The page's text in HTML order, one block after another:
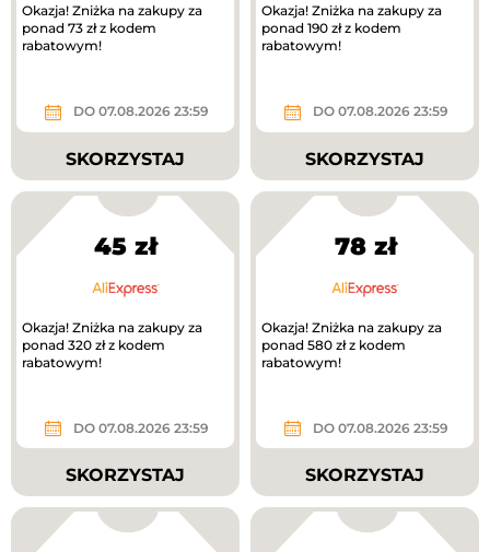
Okazja! Zniżka na zakupy za
ponad 73 zł z kodem
rabatowym!
DO 07.08.2026 23:59
SKORZYSTAJ
Okazja! Zniżka na zakupy za
ponad 190 zł z kodem
rabatowym!
DO 07.08.2026 23:59
SKORZYSTAJ
45 zł
Okazja! Zniżka na zakupy za
ponad 320 zł z kodem
rabatowym!
DO 07.08.2026 23:59
SKORZYSTAJ
78 zł
Okazja! Zniżka na zakupy za
ponad 580 zł z kodem
rabatowym!
DO 07.08.2026 23:59
SKORZYSTAJ